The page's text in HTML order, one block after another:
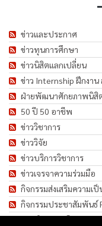
ข่าวและประกาศ
ข่าวทุนการศึกษา
ข่าวนิสิตแลกเปลี่ยน
ข่าว Internship ฝึกงา
ฝ่ายพัฒนาศักยภาพนิสิ
50 ปี 50 อาชีพ
ข่าววิชาการ
ข่าววิจัย
ข่าวบริการวิชาการ
ข่าวเจรจาความร่วมมือ
กิจกรรมส่งเสริมความเ
กิจกรรมประชาสัมพันธ์
ภาพกิจกรรม/โครงการ